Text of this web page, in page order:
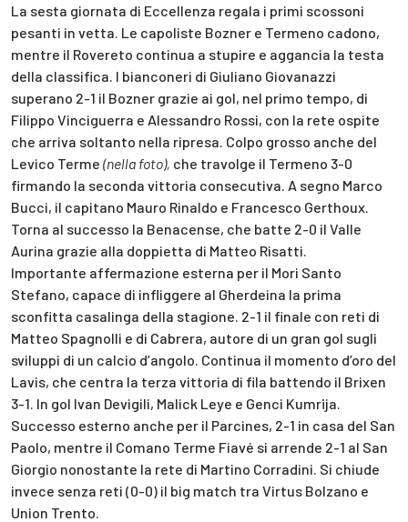
La sesta giornata di Eccellenza regala i primi scossoni
pesanti in vetta. Le capoliste Bozner e Termeno cadono,
mentre il Rovereto continua a stupire e aggancia la testa
della classifica. I bianconeri di Giuliano Giovanazzi
superano 2-1 il Bozner grazie ai gol, nel primo tempo, di
Filippo Vinciguerra e Alessandro Rossi, con la rete ospite
che arriva soltanto nella ripresa. Colpo grosso anche del
Levico Terme (nella foto), che travolge il Termeno 3-0
firmando la seconda vittoria consecutiva. A segno Marco
Bucci, il capitano Mauro Rinaldo e Francesco Gerthoux.
Torna al successo la Benacense, che batte 2-0 il Valle
Aurina grazie alla doppietta di Matteo Risatti.
Importante affermazione esterna per il Mori Santo
Stefano, capace di infliggere al Gherdeina la prima
sconfitta casalinga della stagione. 2-1 il finale con reti di
Matteo Spagnolli e di Cabrera, autore di un gran gol sugli
sviluppi di un calcio d’angolo. Continua il momento d’oro del
Lavis, che centra la terza vittoria di fila battendo il Brixen
3-1. In gol Ivan Devigili, Malick Leye e Genci Kumrija.
Successo esterno anche per il Parcines, 2-1 in casa del San
Paolo, mentre il Comano Terme Fiavé si arrende 2-1 al San
Giorgio nonostante la rete di Martino Corradini. Si chiude
invece senza reti (0-0) il big match tra Virtus Bolzano e
Union Trento.